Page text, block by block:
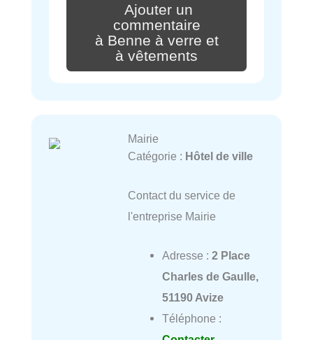
Ajouter un
commentaire
à Benne à verre et
à vêtements
Mairie
Catégorie : Hôtel de ville
Contact du service de
l'entreprise Mairie
Adresse : 2 Place
Charles de Gaulle,
51190 Avize
Téléphone :